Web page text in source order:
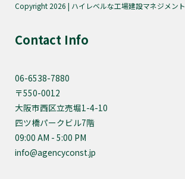
Copyright 2026 | ハイレベルな工場建設マネジメント
Contact Info
06-6538-7880
〒550-0012
大阪市西区立売堀1-4-10
四ツ橋パークビル7階
09:00 AM - 5:00 PM
info@agencyconst.jp